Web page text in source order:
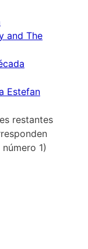
and The
Estefan
restantes
1)